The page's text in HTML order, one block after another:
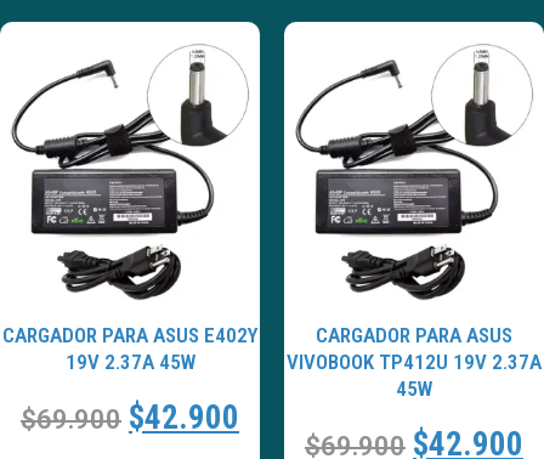
CARGADOR PARA ASUS E402Y
19V 2.37A 45W
$69.900 $42.900
CARGADOR PARA ASUS
VIVOBOOK TP412U 19V 2.37A
45W
$69.900 $42.900